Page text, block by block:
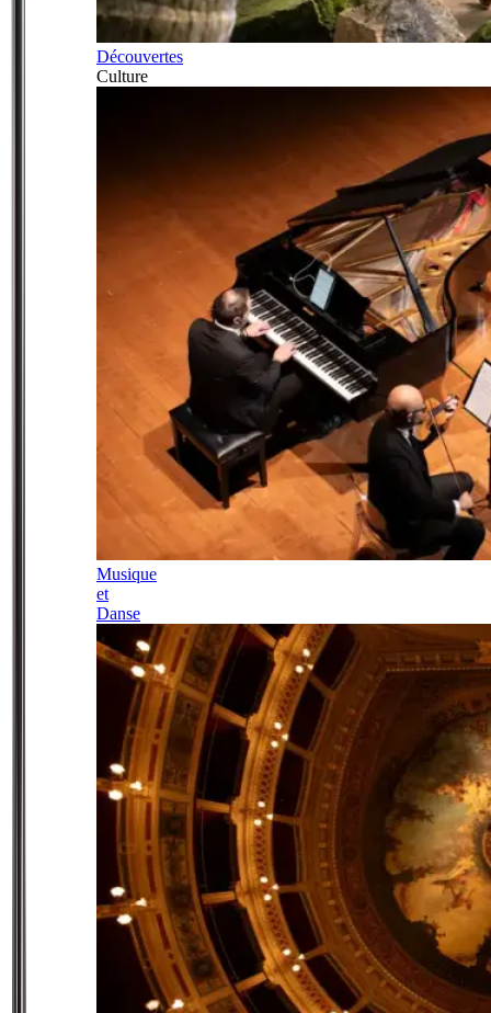
Découvertes
Culture
Musique
et
Danse